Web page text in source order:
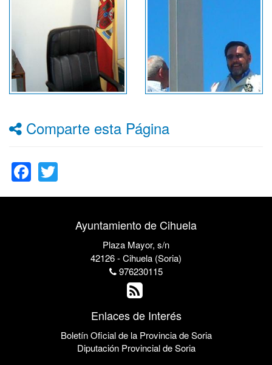
Comparte esta Página
Facebook
Ayuntamiento de Cihuela
Plaza Mayor, s/n
42126 - Cihuela (Soria)
976230115
Enlaces de Interés
Boletín Oficial de la Provincia de Soria
Diputación Provincial de Soria